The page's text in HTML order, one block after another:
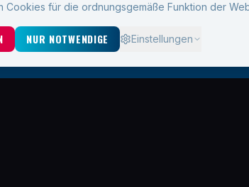
Cookies für die ordnungsgemäße Funktion der
NUR NOTWENDIGE Einstellungen